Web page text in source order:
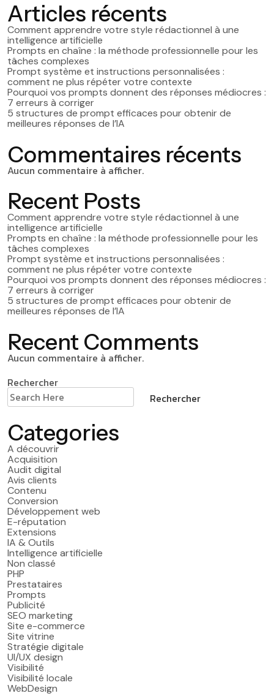
Articles récents
Comment apprendre votre style rédactionnel à une
intelligence artificielle
Prompts en chaîne : la méthode professionnelle pour les
tâches complexes
Prompt système et instructions personnalisées :
comment ne plus répéter votre contexte
Pourquoi vos prompts donnent des réponses médiocres :
7 erreurs à corriger
5 structures de prompt efficaces pour obtenir de
meilleures réponses de l’IA
Commentaires récents
Aucun commentaire à afficher.
Recent Posts
Comment apprendre votre style rédactionnel à une
intelligence artificielle
Prompts en chaîne : la méthode professionnelle pour les
tâches complexes
Prompt système et instructions personnalisées :
comment ne plus répéter votre contexte
Pourquoi vos prompts donnent des réponses médiocres :
7 erreurs à corriger
5 structures de prompt efficaces pour obtenir de
meilleures réponses de l’IA
Recent Comments
Aucun commentaire à afficher.
Rechercher
Rechercher
Categories
A découvrir
Acquisition
Audit digital
Avis clients
Contenu
Conversion
Développement web
E-réputation
Extensions
IA & Outils
Intelligence artificielle
Non classé
PHP
Prestataires
Prompts
Publicité
SEO marketing
Site e-commerce
Site vitrine
Stratégie digitale
UI/UX design
Visibilité
Visibilité locale
WebDesign